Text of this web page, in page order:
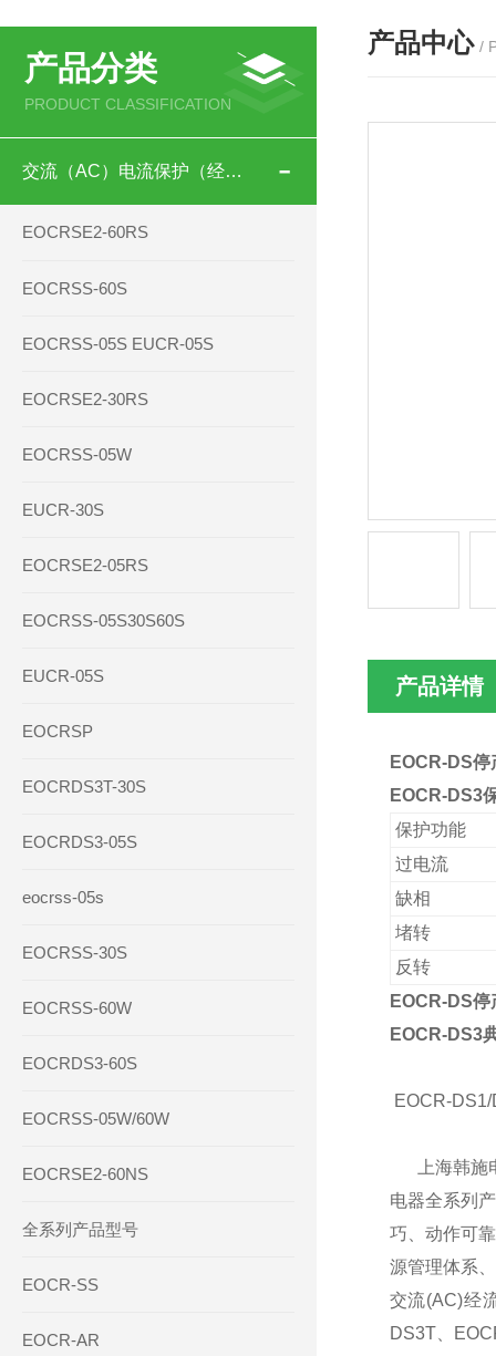
产品分类
PRODUCT CLASSIFICATION
交流（AC）电流保护（经济型）
EOCRSE2-60RS
EOCRSS-60S
EOCRSS-05S EUCR-05S
EOCRSE2-30RS
EOCRSS-05W
EUCR-30S
EOCRSE2-05RS
EOCRSS-05S30S60S
EUCR-05S
EOCRSP
EOCRDS3T-30S
EOCRDS3-05S
eocrss-05s
EOCRSS-30S
EOCRSS-60W
EOCRDS3-60S
EOCRSS-05W/60W
EOCRSE2-60NS
全系列产品型号
EOCR-SS
EOCR-AR
产品中心 /
产品详情
EOCR-DS
EOCR-DS3
保护功能
过电流
缺相
堵转
反转
EOCR-DS
EOCR-DS3
EOCR-
上海韩施电
电器全系列
巧、动作可
源管理体系
交流(AC)经
DS3T、